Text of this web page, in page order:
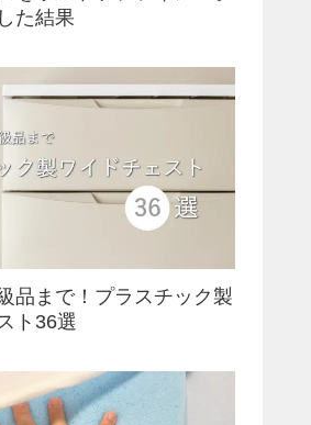
た結果
品まで！プラスチック製
ト36選